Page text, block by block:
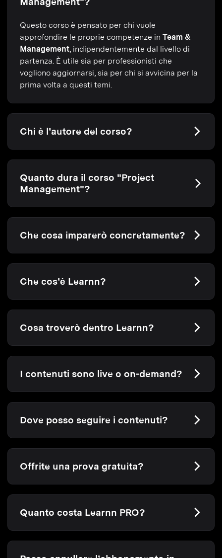
Questo corso è pensato per chi vuole
approfondire le proprie competenze in Team &
Management , indipendentemente dal livello di
partenza. È utile sia per professionisti che
vogliono aggiornarsi, sia per chi si avvicina per la
prima volta a questi temi.
Chi è l’autore del corso?
Quanto dura il corso "Project
Management"?
Che cosa imparerò concretamente?
Che cos’è Learnn?
Cosa troverò dentro Learnn?
I contenuti sono live o on-demand?
Dove posso seguire i contenuti?
Offrite una prova gratuita?
Quanto costa Learnn PRO?